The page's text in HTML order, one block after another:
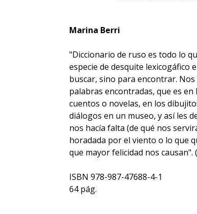
Marina Berri
"Diccionario de ruso es todo lo
especie de desquite lexicogáfico
buscar, sino para encontrar.
palabras encontradas, que es
cuentos o novelas, en los
diálogos en un museo, y así les
nos hacía falta (de qué nos
horadada por el viento o lo que
que mayor felicidad nos causan".
ISBN 978-987-47688-4-1
64 pág.